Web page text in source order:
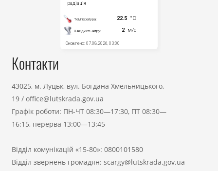
Контакти
43025, м. Луцьк, вул. Богдана Хмельницького,
19 / office@lutskrada.gov.ua
Графік роботи: ПН-ЧТ 08:30—17:30, ПТ 08:30—
16:15, перерва 13:00—13:45
Відділ комунікацій «15-80»: 0800101580
Відділ звернень громадян: scargy@lutskrada.gov.ua